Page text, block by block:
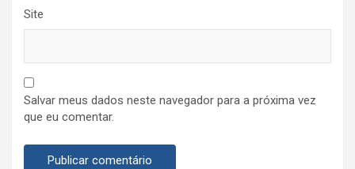
Site
Salvar meus dados neste navegador para a próxima vez
que eu comentar.